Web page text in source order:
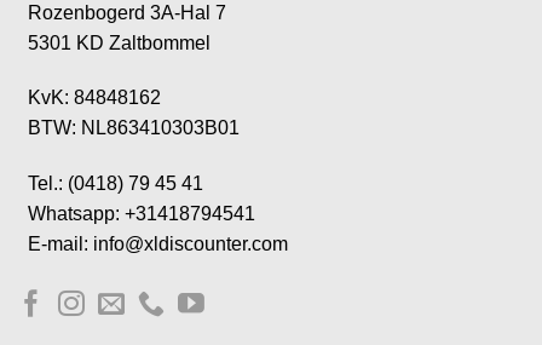
Rozenbogerd 3A-Hal 7
5301 KD Zaltbommel
KvK: 84848162
BTW: NL863410303B01
Tel.: (0418) 79 45 41
Whatsapp: +31418794541
E-mail: info@xldiscounter.com